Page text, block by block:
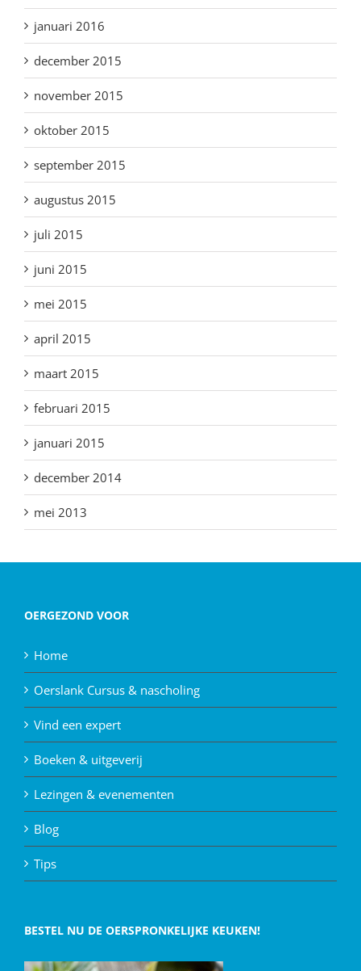
januari 2016
december 2015
november 2015
oktober 2015
september 2015
augustus 2015
juli 2015
juni 2015
mei 2015
april 2015
maart 2015
februari 2015
januari 2015
december 2014
mei 2013
OERGEZOND VOOR
Home
Oerslank Cursus & nascholing
Vind een expert
Boeken & uitgeverij
Lezingen & evenementen
Blog
Tips
BESTEL NU DE OERSPRONKELIJKE KEUKEN!